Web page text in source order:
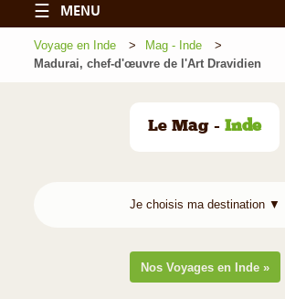
☰ MENU
Voyage en Inde
Mag - Inde
Madurai, chef-d'œuvre de l'Art Dravidien
Le Mag - Inde
Nos Voyages en Inde »